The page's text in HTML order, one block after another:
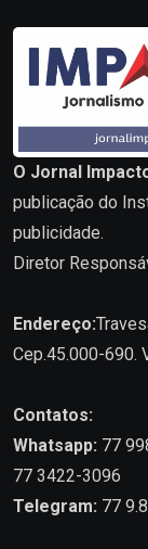
O Jornal
publicação do
publicidade.
Diretor
Endereço:
Cep.45.000-690.
Contatos:
Whatsapp: 77
77 3422-3096
Telegram: 77